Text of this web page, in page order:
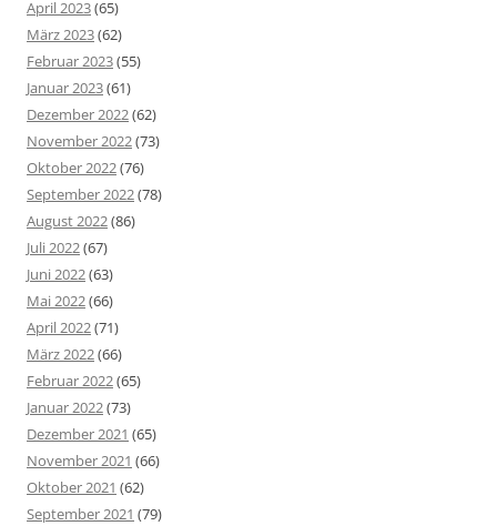
April 2023(65)
März 2023(62)
Februar 2023(55)
Januar 2023(61)
Dezember 2022(62)
November 2022(73)
Oktober 2022(76)
September 2022(78)
August 2022(86)
Juli 2022(67)
Juni 2022(63)
Mai 2022(66)
April 2022(71)
März 2022(66)
Februar 2022(65)
Januar 2022(73)
Dezember 2021 (65)
November 2021 (66)
Oktober 2021 (62)
September 2021 (79)